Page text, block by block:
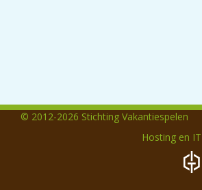
© 2012-2026 Stichting Vakantiespelen
Hosting en